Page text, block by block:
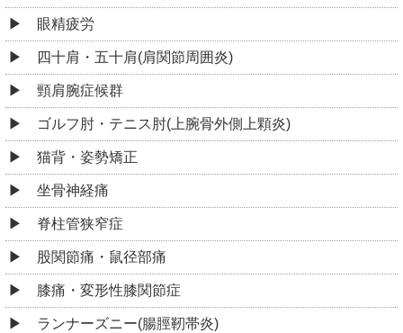
眼精疲労
四十肩・五十肩(肩関節周囲炎)
頸肩腕症候群
ゴルフ肘・テニス肘(上腕骨外側上顆炎)
猫背・姿勢矯正
坐骨神経痛
脊柱管狭窄症
股関節痛・鼠径部痛
膝痛・変形性膝関節症
ランナーズニー(腸脛靭帯炎)